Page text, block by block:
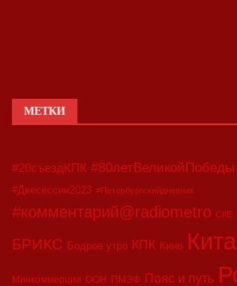
МЕТКИ
#20съездКПК #80летВеликойПобеды
#Двесессии2023 #Петербургскийдневник
#комментарий@radiometro CIIE
БРИКС Бодрое утро КПК Кино
Минкоммерции ООН ПМЭФ Пояс и путь